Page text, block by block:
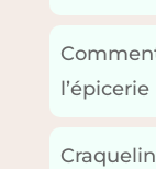
l’épicerie